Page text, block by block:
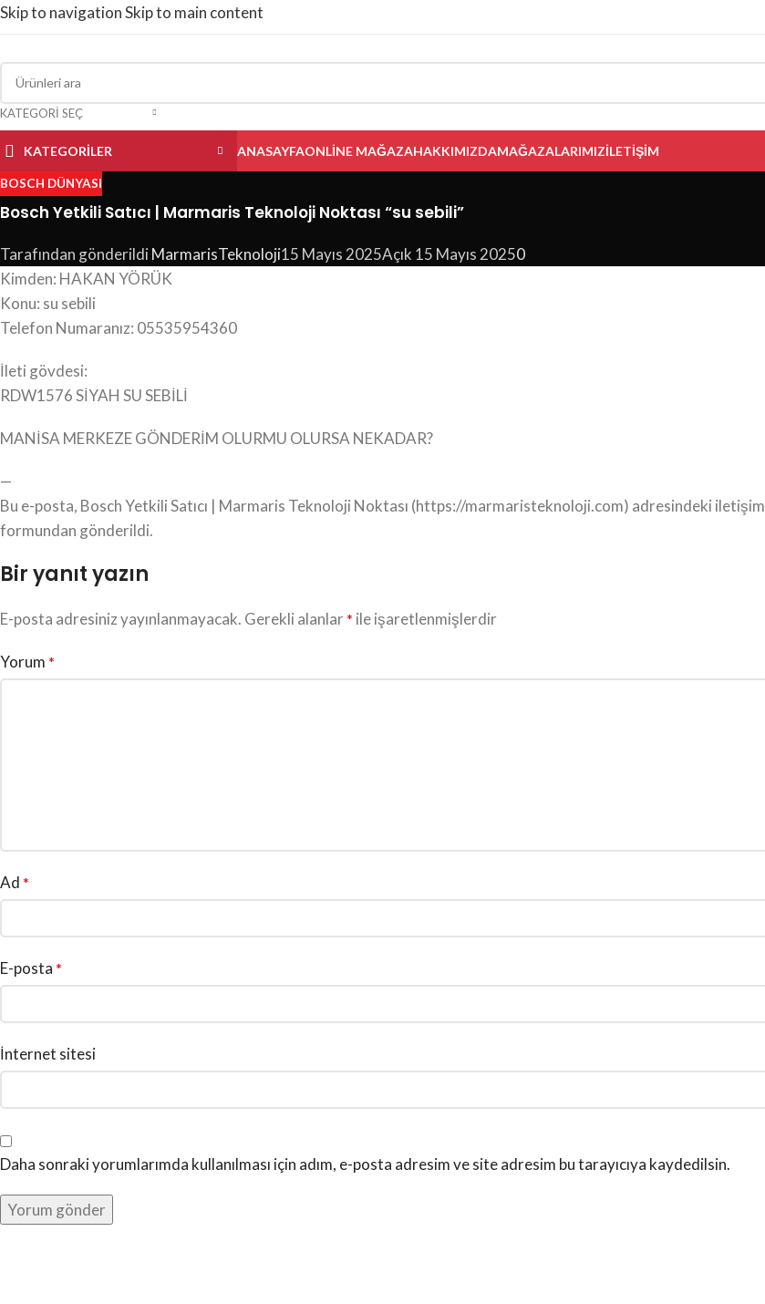
Skip to navigationSkip to main content
KATEGORI SEÇ
KATEGORILER ANASAYFAONLINE MAĞAZAHAKKIMIZDAMAĞAZALARIMIZİLETIŞIM
BOSCH DÜNYASI
Bosch Yetkili Satıcı | Marmaris Teknoloji Noktası “su sebili”
Tarafından gönderildiMarmarisTeknoloji15 Mayıs 2025Açık 15 Mayıs 20250
Kimden: HAKAN YÖRÜK
Konu: su sebili
Telefon Numaranız: 05535954360
İleti gövdesi:
RDW1576 SİYAH SU SEBİLİ
MANİSA MERKEZE GÖNDERİM OLURMU OLURSA NEKADAR?
—
Bu e-posta, Bosch Yetkili Satıcı | Marmaris Teknoloji Noktası (https://marmaristeknoloji.com) adresindeki iletişim
formundan gönderildi.
Bir yanıt yazın
E-posta adresiniz yayınlanmayacak. Gerekli alanlar* ile işaretlenmişlerdir
Yorum *
Ad *
E-posta *
İnternet sitesi
Daha sonraki yorumlarımda kullanılması için adım, e-posta adresim ve site adresim bu tarayıcıya kaydedilsin.